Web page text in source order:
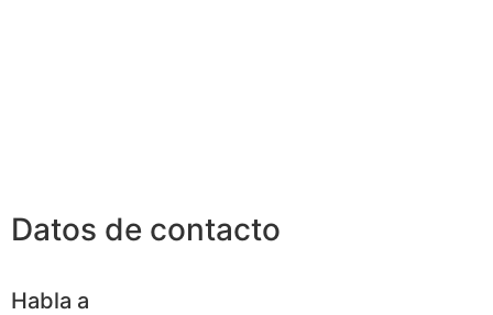
Datos de contacto
Habla a